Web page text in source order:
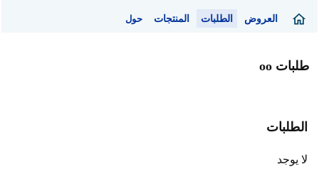
العروض الطلبات المنتجات حول
طلبات oo
الطلبات
لا يوجد